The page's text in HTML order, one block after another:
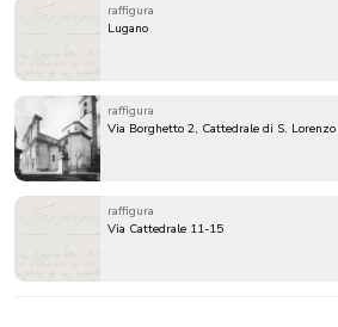
raffigura
Lugano
raffigura
Via Borghetto 2, Cattedrale di S. Lorenzo
raffigura
Via Cattedrale 11-15